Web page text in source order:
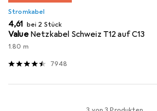
Stromkabel
EUR
4,61 bei 2 Stück
Value Netzkabel Schweiz T12 auf C13
1.80 m
7948